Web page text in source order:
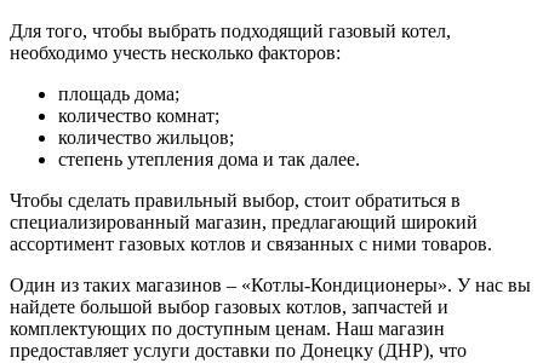
Для того, чтобы выбрать подходящий газовый котел,
необходимо учесть несколько факторов:
площадь дома;
количество комнат;
количество жильцов;
степень утепления дома и так далее.
Чтобы сделать правильный выбор, стоит обратиться в
специализированный магазин, предлагающий широкий
ассортимент газовых котлов и связанных с ними товаров.
Один из таких магазинов – «Котлы-Кондиционеры». У нас вы
найдете большой выбор газовых котлов, запчастей и
комплектующих по доступным ценам. Наш магазин
предоставляет услуги доставки по Донецку (ДНР), что